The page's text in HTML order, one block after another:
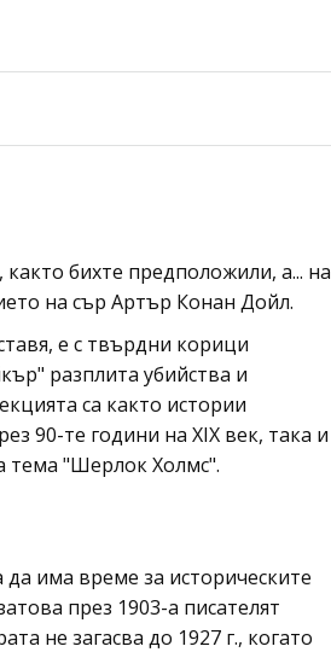
бихте предположили, а... на
на сър Артър Конан Дойл.
е с твърдни корици
разплита убийства и
са както истории
90-те години на XIX век, така и
тема "Шерлок Холмс".
има време за историческите
през 1903-а писателят
не загасва до 1927 г., когато